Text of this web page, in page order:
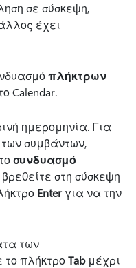
σε σύσκεψη,
έχει
πλήκτρων
Calendar.
ημερομηνία. Για
συμβάντων,
συνδυασμό
στη σύσκεψη
Enterγια να την
των
το πλήκτροTabμέχρι